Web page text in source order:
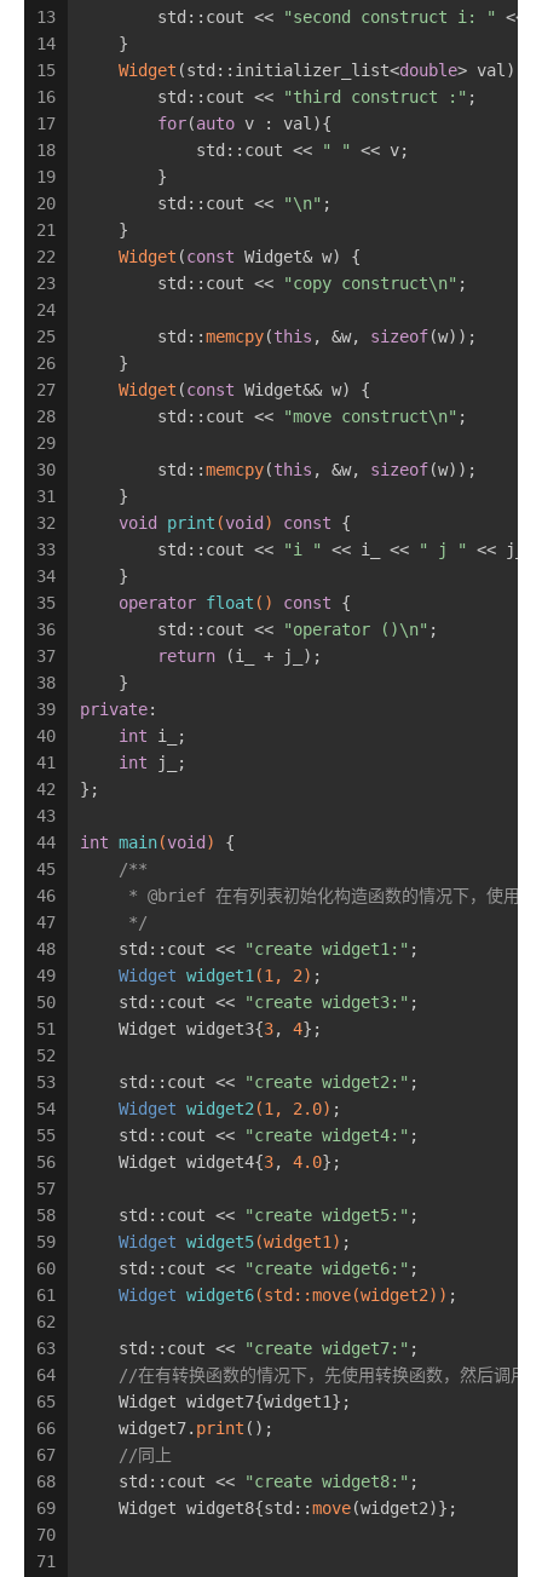
13
14
15
16
17
18
19
20
21
22
23
24
25
26
27
28
29
30
31
32
33
34
35
36
37
38
39
40
41
42
43
44
45
46
47
48
49
50
51
52
53
54
55
56
57
58
59
60
61
62
63
64
65
66
67
68
69
70
71
        std::cout <<
"second construct i: "
<<
    }
Widget (std::initializer_list<double> val) {
        std::cout <<
"third construct :" ;
for(auto v : val){
            std::cout <<
" "
<< v;
        }
        std::cout <<
"\n" ;
    }
Widget (const Widget& w) {
        std::cout <<
"copy construct\n" ;
        std::
memcpy(this , &w, sizeof(w));
    }
Widget (const Widget&& w) {
        std::cout <<
"move construct\n" ;
        std::
memcpy(this , &w, sizeof(w));
    }
void
print (void ) const
{
        std::cout <<
"i " << i_ << " j "
<< j_
    }
operator float () const
{
        std::cout <<
"operator ()\n" ;
return (i_ + j_);
    }
private:
int i_;
int j_;
};
int main(void )
{
/**
* @brief 在有列表初始化构造函数的情况下，使用列
     */
    std::cout <<
"create widget1:" ;
Widget widget1 (1 , 2) ;
    std::cout <<
"create widget3:" ;
    Widget widget3{
3, 4};
    std::cout <<
"create widget2:" ;
Widget widget2 (1 , 2.0) ;
    std::cout <<
"create widget4:" ;
    Widget widget4{
3, 4.0};
    std::cout <<
"create widget5:" ;
Widget widget5(widget1) ;
    std::cout <<
"create widget6:" ;
Widget widget6(std::move(widget2)) ;
    std::cout <<
"create widget7:" ;
//在有转换函数的情况下，先使用转换函数，然后调用
    Widget widget7{widget1};
    widget7.
print ();
//同上
    std::cout <<
"create widget8:" ;
    Widget widget8{std::
move(widget2)};